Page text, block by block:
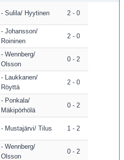
Sulila/ Hyytinen 2 - 0
Johansson/
Roininen
2 - 0
Wennberg/
Olsson
0 - 2
Laukkanen/
Röyttä
2 - 0
Ponkala/
Mäkipörhölä
0 - 2
Mustajärvi/ Tilus 1 - 2
Wennberg/
Olsson
0 - 2